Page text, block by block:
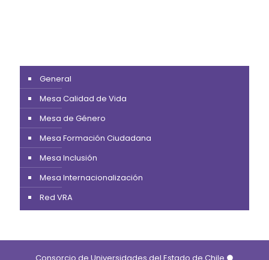
General
Mesa Calidad de Vida
Mesa de Género
Mesa Formación Ciudadana
Mesa Inclusión
Mesa Internacionalización
Red VRA